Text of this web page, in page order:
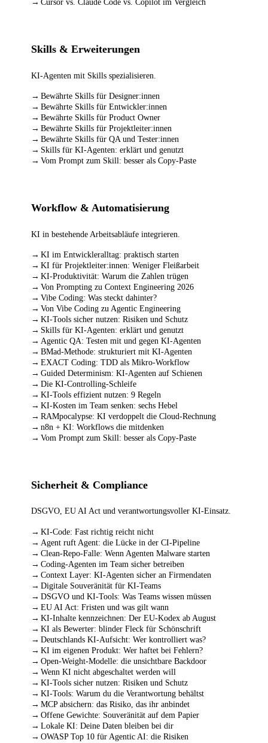
Cursor vs. Claude Code vs. Copilot im Vergleich
Skills & Erweiterungen
KI-Agenten mit Skills spezialisieren.
Bewährte Skills für Designer:innen
Bewährte Skills für Entwickler:innen
Bewährte Skills für Product Owner
Bewährte Skills für Projektleiter:innen
Bewährte Skills für QA und Tester:innen
Skills für KI-Agenten: erklärt und genutzt
Vom Prompt zum Skill: besser als Copy-Paste
Workflow & Automatisierung
KI in bestehende Arbeitsabläufe integrieren.
KI im Entwickleralltag: praktisch starten
KI für Projektleiter:innen: Weniger Fleißarbeit
KI-Produktivität: Warum die Zahlen trügen
Von Prompting zu Context Engineering 2026
Vibe Coding: Was steckt dahinter?
Von Vibe Coding zu Agentic Engineering
KI-Tools sicher nutzen: Risiken und Schutz
Skills für KI-Agenten: erklärt und genutzt
Agentic QA: Testen mit und gegen KI-Agenten
BMad-Methode: strukturiert mit KI-Agenten
EXACT Coding: TDD als Mikro-Workflow
Guided Determinism: KI-Agenten auf Schienen
Die KI-Controlling-Schleife
KI-Tools effizient nutzen: 9 Regeln
KI-Kosten im Team senken: sechs Hebel
RAMpocalypse: KI verdoppelt die Cloud-Rechnung
n8n + KI: Workflows die mitdenken
Vom Prompt zum Skill: besser als Copy-Paste
Sicherheit & Compliance
DSGVO, EU AI Act und verantwortungsvoller KI-Einsatz.
KI-Code: Fast richtig reicht nicht
Agent ruft Agent: die Lücke in der CI-Pipeline
Clean-Repo-Falle: Wenn Agenten Malware starten
Coding-Agenten im Team sicher betreiben
Context Layer: KI-Agenten sicher an Firmendaten
Digitale Souveränität für KI-Teams
DSGVO und KI-Tools: Was Teams wissen müssen
EU AI Act: Fristen und was gilt wann
KI-Inhalte kennzeichnen: Der EU-Kodex ab August
KI als Bewerter: blinder Fleck für Schönschrift
Deutschlands KI-Aufsicht: Wer kontrolliert was?
KI im eigenen Produkt: Wer haftet bei Fehlern?
Open-Weight-Modelle: die unsichtbare Backdoor
Wenn KI nicht abgeschaltet werden will
KI-Tools sicher nutzen: Risiken und Schutz
KI-Tools: Warum du die Verantwortung behältst
MCP absichern: das Risiko, das ihr anbindet
Offene Gewichte: Souveränität auf dem Papier
Lokale KI: Deine Daten bleiben bei dir
OWASP Top 10 für Agentic AI: die Risiken